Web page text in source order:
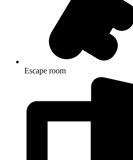
Escape room